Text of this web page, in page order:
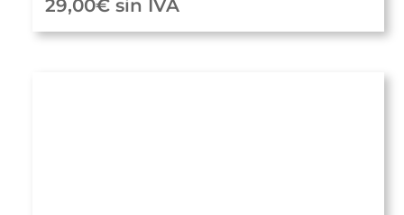
29,00€ sin IVA